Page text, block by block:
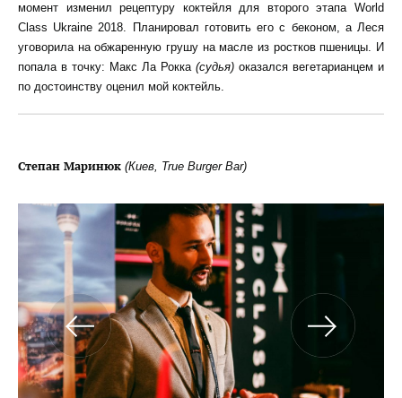
момент изменил рецептуру коктейля для второго этапа World
Сlass Ukraine 2018. Планировал готовить его с беконом, а Леся
уговорила на обжаренную грушу на масле из ростков пшеницы. И
попала в точку: Макс Ла Рокка (судья) оказался вегетарианцем и
по достоинству оценил мой коктейль.
Степан Маринюк (Киев, True Burger Bar)